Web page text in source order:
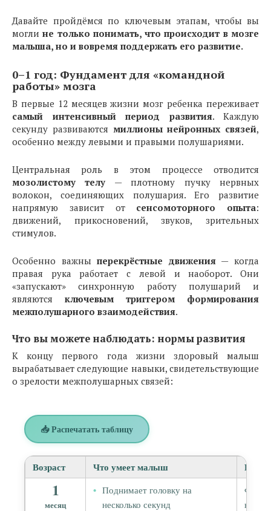
Давайте пройдёмся по ключевым этапам, чтобы вы
моглине только понимать, что происходит в мозге
малыша, но и вовремя поддержать его развитие.
0–1 год: Фундамент для «командной
работы» мозга
В первые 12 месяцев жизни мозг ребенка переживает
самый интенсивный период развития. Каждую
секунду развиваются миллионы нейронных связей,
особенно между левыми и правыми полушариями.
Центральная роль в этом процессе отводится
мозолистому телу — плотному пучку нервных
волокон, соединяющих полушария. Его развитие
напрямую зависит от сенсомоторного опыта:
движений, прикосновений, звуков, зрительных
стимулов.
Особенно важныперекрёстные движения— когда
правая рука работает с левой и наоборот. Они
«запускают» синхронную работу полушарий и
являются ключевым триггером формирования
межполушарного взаимодействия.
Что вы можете наблюдать: нормы развития
К концу первого года жизни здоровый малыш
вырабатывает следующие навыки, свидетельствующие
о зрелости межполушарных связей:
📥 Распечатать таблицу
Возраст Что умеет малыш
1
месяц
Поднимает головку на
несколько секунд